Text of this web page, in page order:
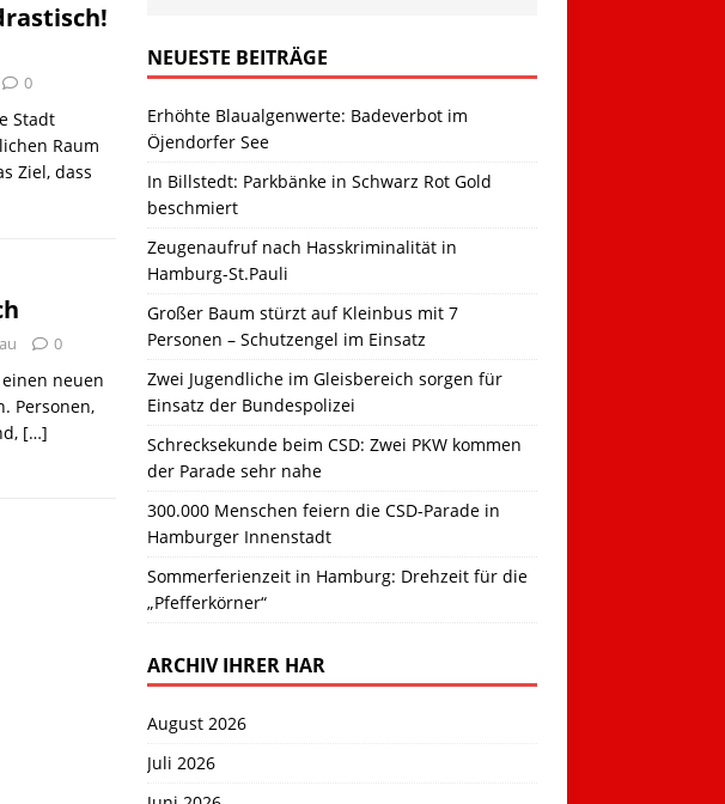
0
Stadt
Raum
Ziel, dass
0
neuen
Personen,
[…]
NEUESTE BEITRÄGE
Erhöhte Blaualgenwerte: Badeverbot im
Öjendorfer See
In Billstedt: Parkbänke in Schwarz Rot Gold
beschmiert
Zeugenaufruf nach Hasskriminalität in
Hamburg-St.Pauli
Großer Baum stürzt auf Kleinbus mit 7
Personen – Schutzengel im Einsatz
Zwei Jugendliche im Gleisbereich sorgen für
Einsatz der Bundespolizei
Schrecksekunde beim CSD: Zwei PKW kommen
der Parade sehr nahe
300.000 Menschen feiern die CSD-Parade in
Hamburger Innenstadt
Sommerferienzeit in Hamburg: Drehzeit für die
„Pfefferkörner“
ARCHIV IHRER HAR
August 2026
Juli 2026